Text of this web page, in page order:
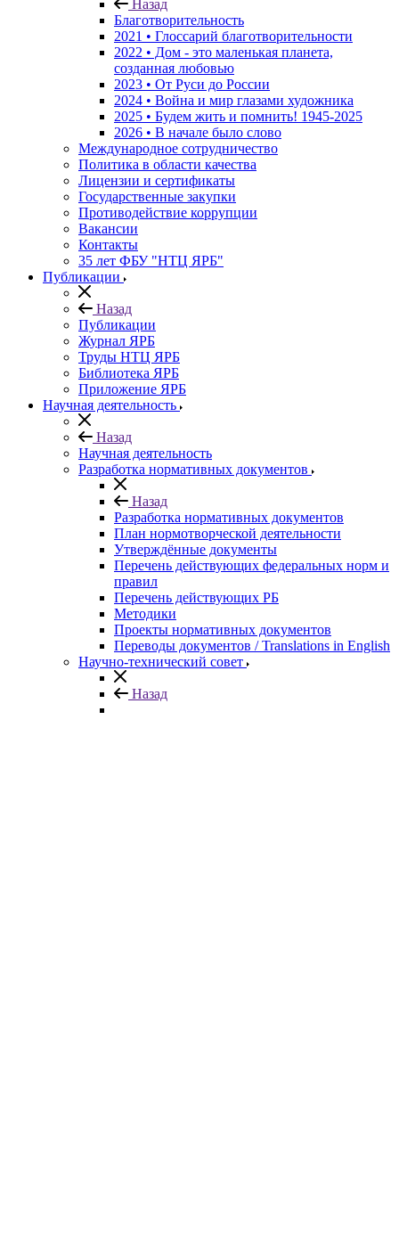
Назад
Благотворительность
2021 • Глоссарий благотворительности
2022 • Дом - это маленькая планета,
созданная любовью
2023 • От Руси до России
2024 • Война и мир глазами художника
2025 • Будем жить и помнить! 1945-2025
2026 • В начале было слово
Международное сотрудничество
Политика в области качества
Лицензии и сертификаты
Государственные закупки
Противодействие коррупции
Вакансии
Контакты
35 лет ФБУ "НТЦ ЯРБ"
Публикации
Назад
Публикации
Журнал ЯРБ
Труды НТЦ ЯРБ
Библиотека ЯРБ
Приложение ЯРБ
Научная деятельность
Назад
Научная деятельность
Разработка нормативных документов
Назад
Разработка нормативных документов
План нормотворческой деятельности
Утверждённые документы
Перечень действующих федеральных норм и
правил
Перечень действующих РБ
Методики
Проекты нормативных документов
Переводы документов / Translations in English
Научно-технический совет
Назад